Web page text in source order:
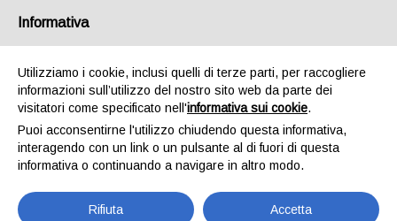
AZIENDE
Informativa
Utilizziamo i cookie, inclusi quelli di terze parti, per raccogliere
informazioni sull’utilizzo del nostro sito web da parte dei
visitatori come specificato nell'informativa sui cookie.
Puoi acconsentirne l'utilizzo chiudendo questa informativa,
interagendo con un link o un pulsante al di fuori di questa
informativa o continuando a navigare in altro modo.
Rifiuta Accetta